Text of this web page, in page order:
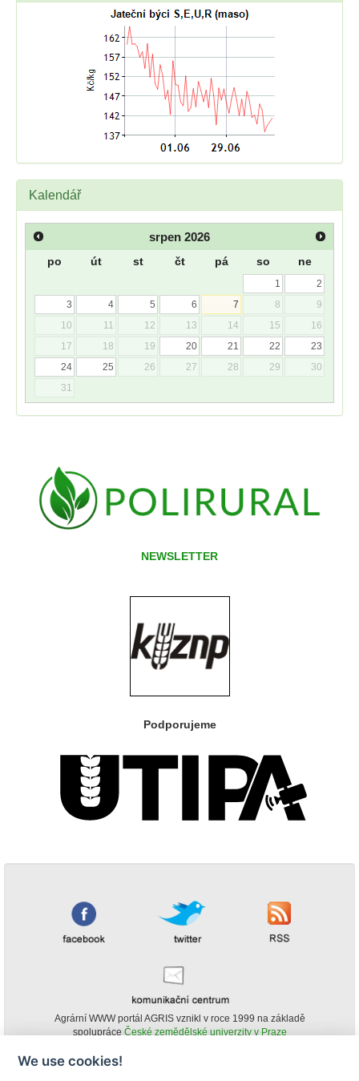
Kalendář
srpen 2026
po út st čt pá so ne
1
2
3
4 5 6 7 8
9
10
11 12 13 14 15
16
17
18 19 20 21 22
23
24
25 26 27 28 29
30
31
NEWSLETTER
Podporujeme
Agrární WWW portál AGRIS vznikl v roce 1999 na základě
spolupráce České zemědělské univerzity v Praze
We use cookies!